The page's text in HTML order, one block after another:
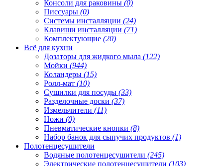
Консоли для раковины (0)
Писсуары (0)
Системы инсталляции (24)
Клавиши инсталляции (71)
Комплектующие (20)
Всё для кухни
Дозаторы для жидкого мыла (122)
Мойки (944)
Коландеры (15)
Ролл-мат (10)
Сушилки для посуды (33)
Разделочные доски (37)
Измельчители (11)
Ножи (0)
Пневматические кнопки (8)
Набор банок для сыпучих продуктов (1)
Полотенцесушители
Водяные полотенцесушители (245)
Электрические полотенцесушители (103)